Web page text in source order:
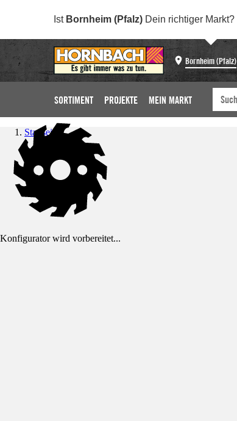
Ist Bornheim (Pfalz) Dein richtiger Markt?
Bornheim (Pfalz)
SORTIMENT PROJEKTE MEIN MARKT
Konfigurator wird vorbereitet...
Startseite